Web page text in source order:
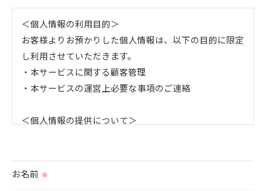
＜個人情報の利用目的＞
お客様よりお預かりした個人情報は、以下の目的に限定
し利用させていただきます。
・本サービスに関する顧客管理
・本サービスの運営上必要な事項のご連絡
＜個人情報の提供について＞
取得した個人情報を第三者に提供することはいたしませ
お名前 ※